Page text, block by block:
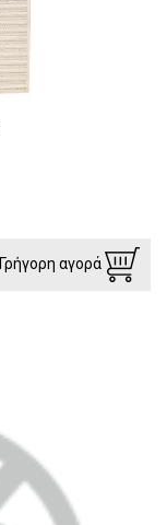
Γρήγορη αγορά